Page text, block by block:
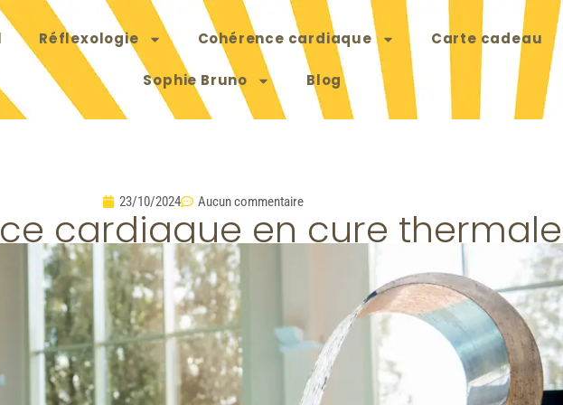
Réflexologie Cohérence cardiaque Carte cadeau
Sophie Bruno Blog
23/10/2024 Aucun commentaire
cardiaque en cure thermale